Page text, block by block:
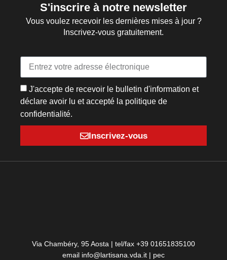
S'inscrire à notre newsletter
Vous voulez recevoir les dernières mises à jour ?
Inscrivez-vous gratuitement.
J'accepte de recevoir le bulletin d'information et
déclare avoir lu et accepté la politique de
confidentialité.
Inscrivez-vous
Via Chambéry, 95 Aosta | tel/fax +39 01651835100
email info@lartisana.vda.it | pec